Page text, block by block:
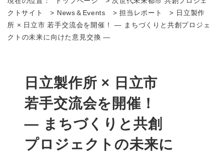
クトサイト
> News＆Events >担当レポート > 日立製作
所 × 日立市 若手交流会を開催！ ― まちづくりと共創プロジェ
クトの未来に向けた意見交換 ―
日立製作所 × 日立市
若手交流会を開催！
― まちづくりと共創
プロジェクトの未来に